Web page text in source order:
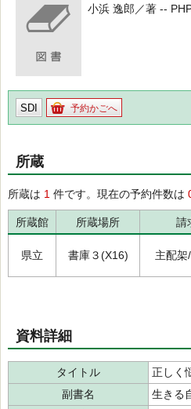
小浜 逸郎／著 --
SDI 予約かごへ
所蔵
所蔵は 1 件です。現在の予約件数は
所蔵館 所蔵場所 請
県立 書庫３(X16) 主配架
資料詳細
タイトル
正しく
副書名
生きる